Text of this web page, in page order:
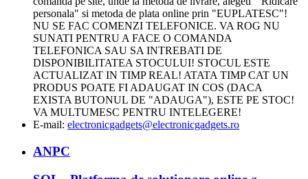
personala" si metoda de plata online prin "EUPLATESC"!
NU SE FAC COMENZI TELEFONICE. VA ROG NU
SUNATI PENTRU A FACE O COMANDA
TELEFONICA SAU SA INTREBATI DE
DISPONIBILITATEA STOCULUI! STOCUL ESTE
ACTUALIZAT IN TIMP REAL! ATATA TIMP CAT UN
PRODUS POATE FI ADAUGAT IN COS (DACA
EXISTA BUTONUL DE "ADAUGA"), ESTE PE STOC!
VA MULTUMESC PENTRU INTELEGERE!
E-mail: electronicgadgets@electronicgadgets.ro
ANPC